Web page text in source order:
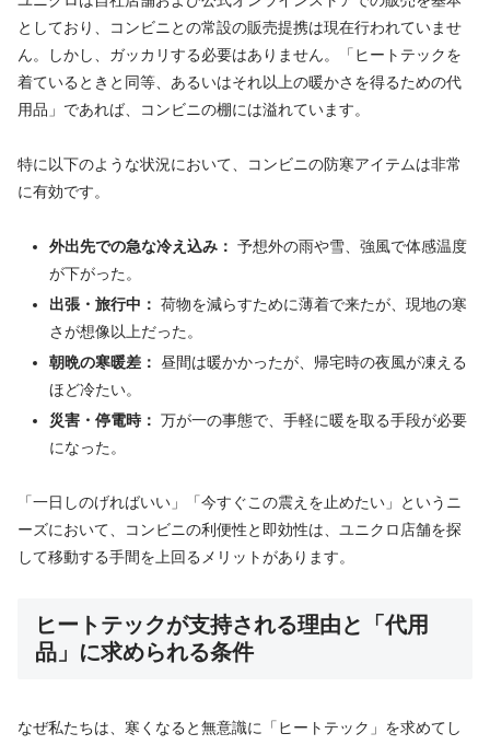
としており、コンビニとの常設の販売提携は現在行われていませ
ん。しかし、ガッカリする必要はありません。「ヒートテックを
着ているときと同等、あるいはそれ以上の暖かさを得るための代
用品」であれば、コンビニの棚には溢れています。
特に以下のような状況において、コンビニの防寒アイテムは非常
に有効です。
外出先での急な冷え込み： 予想外の雨や雪、強風で体感温度
が下がった。
出張・旅行中： 荷物を減らすために薄着で来たが、現地の寒
さが想像以上だった。
朝晩の寒暖差： 昼間は暖かかったが、帰宅時の夜風が凍える
ほど冷たい。
災害・停電時： 万が一の事態で、手軽に暖を取る手段が必要
になった。
「一日しのげればいい」「今すぐこの震えを止めたい」というニ
ーズにおいて、コンビニの利便性と即効性は、ユニクロ店舗を探
して移動する手間を上回るメリットがあります。
ヒートテックが支持される理由と「代用
品」に求められる条件
なぜ私たちは、寒くなると無意識に「ヒートテック」を求めてし